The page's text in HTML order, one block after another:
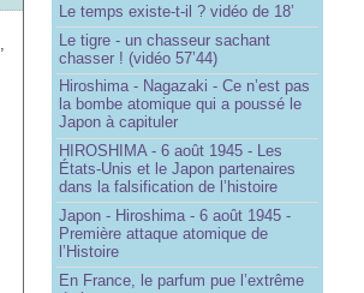
Le temps existe-t-il ? vidéo de 18’
Le tigre - un chasseur sachant
chasser ! (vidéo 57’44)
Hiroshima - Nagazaki - Ce n’est pas
la bombe atomique qui a poussé le
Japon à capituler
HIROSHIMA - 6 août 1945 - Les
États-Unis et le Japon partenaires
dans la falsification de l’histoire
Japon - Hiroshima - 6 août 1945 -
Première attaque atomique de
l’Histoire
En France, le parfum pue l’extrême